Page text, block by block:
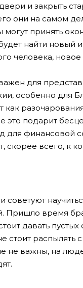
и закрыть
они на самом
могут принять
найти новый
человека, новое
для
особенно для
как
это подарит
для финансовой
скорее всего, к
советуют
Пришло время
давать
стоит распылять
не важны, на